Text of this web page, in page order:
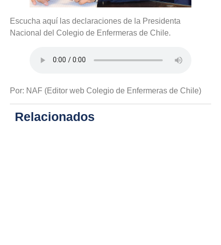
Escucha aquí las declaraciones de la Presidenta
Nacional del Colegio de Enfermeras de Chile.
Por: NAF (Editor web Colegio de Enfermeras de Chile)
Relacionados